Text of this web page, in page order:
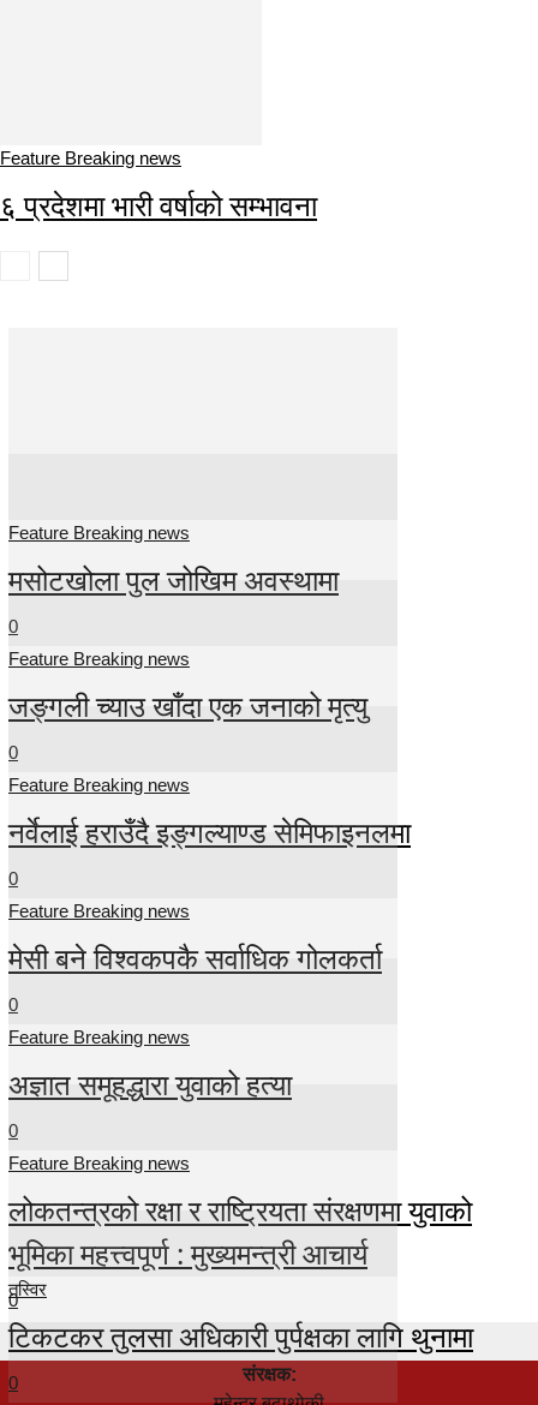
Feature Breaking news
६ प्रदेशमा भारी वर्षाको सम्भावना
Feature Breaking news
मसोटखोला पुल जोखिम अवस्थामा
0
Feature Breaking news
जङ्गली च्याउ खाँदा एक जनाको मृत्यु
0
Feature Breaking news
नर्वेलाई हराउँदै इङ्गल्याण्ड सेमिफाइनलमा
0
Feature Breaking news
मेसी बने विश्वकपकै सर्वाधिक गोलकर्ता
0
Feature Breaking news
अज्ञात समूहद्धारा युवाको हत्या
0
Feature Breaking news
लोकतन्त्रको रक्षा र राष्ट्रियता संरक्षणमा युवाको
भूमिका महत्त्वपूर्ण : मुख्यमन्त्री आचार्य
0
तस्विर
टिकटकर तुलसा अधिकारी पुर्पक्षका लागि थुनामा
0
संरक्षक: